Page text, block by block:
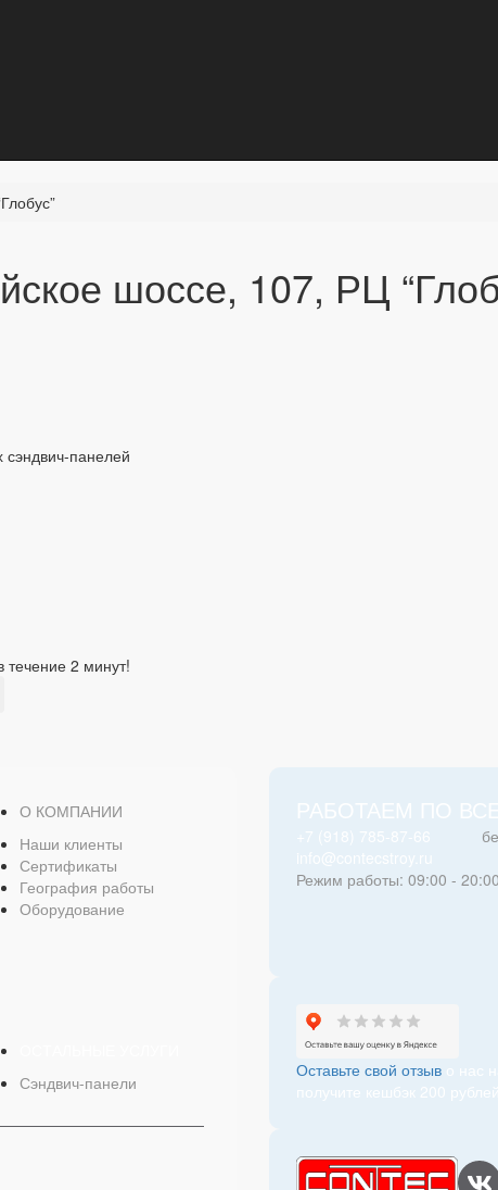
шоссе, 107, РЦ
сэндвич-панелей
течение 2 минут!
О КОМПАНИИ
Наши клиенты
Сертификаты
География работы
Оборудование
Сэндвич-панели
РАБОТАЕМ ПО
+7 (918) 785-87-66
info@contecstroy.ru
Режим работы: 09:00 - 20:00
Оставьте свой отзыв о нас
получите кешбэк 200 рублей